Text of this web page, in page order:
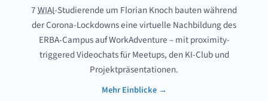
7WIAI-Studierende um Florian Knoch bauten während
der Corona-Lockdowns eine virtuelle Nachbildung des
ERBA-Campus auf WorkAdventure – mit proximity-
triggered Videochats für Meetups, den KI-Club und
Projektpräsentationen.
Mehr Einblicke →